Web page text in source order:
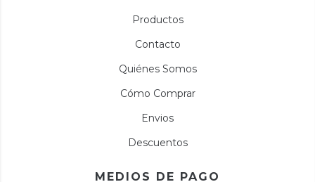
Productos
Contacto
Quiénes Somos
Cómo Comprar
Envios
Descuentos
MEDIOS DE PAGO